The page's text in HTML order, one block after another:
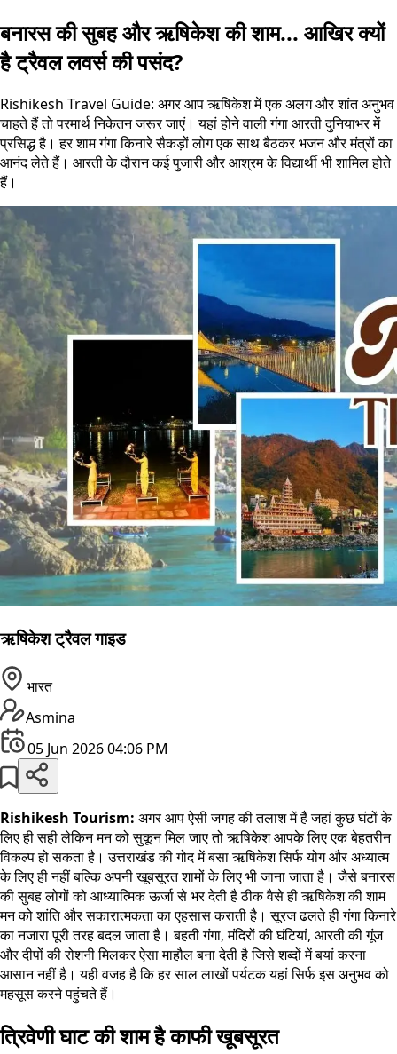
बनारस की सुबह और ऋषिकेश की शाम... आखिर क्यों
है ट्रैवल लवर्स की पसंद?
Rishikesh Travel Guide: अगर आप ऋषिकेश में एक अलग और शांत अनुभव
चाहते हैं तो परमार्थ निकेतन जरूर जाएं। यहां होने वाली गंगा आरती दुनियाभर में
प्रसिद्ध है। हर शाम गंगा किनारे सैकड़ों लोग एक साथ बैठकर भजन और मंत्रों का
आनंद लेते हैं। आरती के दौरान कई पुजारी और आश्रम के विद्यार्थी भी शामिल होते
हैं।
ऋषिकेश ट्रैवल गाइड
भारत
Asmina
05 Jun 2026 04:06 PM
Rishikesh Tourism: अगर आप ऐसी जगह की तलाश में हैं जहां कुछ घंटों के
लिए ही सही लेकिन मन को सुकून मिल जाए तो ऋषिकेश आपके लिए एक बेहतरीन
विकल्प हो सकता है। उत्तराखंड की गोद में बसा ऋषिकेश सिर्फ योग और अध्यात्म
के लिए ही नहीं बल्कि अपनी खूबसूरत शामों के लिए भी जाना जाता है। जैसे बनारस
की सुबह लोगों को आध्यात्मिक ऊर्जा से भर देती है ठीक वैसे ही ऋषिकेश की शाम
मन को शांति और सकारात्मकता का एहसास कराती है। सूरज ढलते ही गंगा किनारे
का नजारा पूरी तरह बदल जाता है। बहती गंगा, मंदिरों की घंटियां, आरती की गूंज
और दीपों की रोशनी मिलकर ऐसा माहौल बना देती है जिसे शब्दों में बयां करना
आसान नहीं है। यही वजह है कि हर साल लाखों पर्यटक यहां सिर्फ इस अनुभव को
महसूस करने पहुंचते हैं।
त्रिवेणी घाट की शाम है काफी खूबसूरत